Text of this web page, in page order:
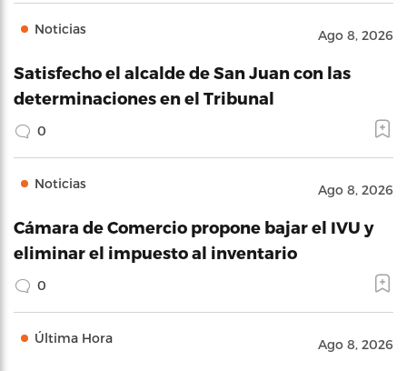
Noticias Ago 8, 2026
Satisfecho el alcalde de San Juan con las
determinaciones en el Tribunal
0
Noticias Ago 8, 2026
Cámara de Comercio propone bajar el IVU y
eliminar el impuesto al inventario
0
Última Hora Ago 8, 2026